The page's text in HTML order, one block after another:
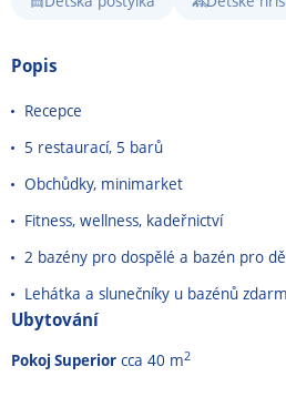
Popis
Recepce
5 restaurací, 5 barů
Obchůdky, minimarket
Fitness, wellness, kadeřnictví
2 bazény pro dospělé a bazén pro
Lehátka a slunečníky u bazénů
Ubytování
Pokoj Superior cca 40 m2